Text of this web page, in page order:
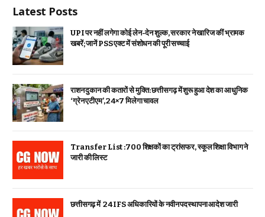
Latest Posts
UPI पर नहीं लगेगा कोई लेन-देन शुल्क, सरकार ने खारिज कीं भ्रामक
खबरें; जानें PSS एक्ट में संशोधन की पूरी सच्चाई
राशन दुकान की कतारों से मुक्ति: छत्तीसगढ़ में शुरू हुआ देश का आधुनिक
‘ग्रेन एटीएम’, 24×7 मिलेगा चावल
Transfer List :700 शिक्षकों का ट्रांसफर, स्कूल शिक्षा विभाग ने
जारी की लिस्ट
छत्तीसगढ़ में 24 IFS अधिकारियों के नवीन पदस्थापना आदेश जारी